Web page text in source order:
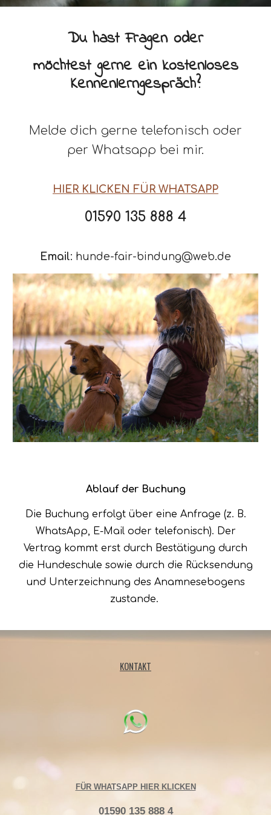
Du hast Fragen oder
möchtest gerne ein kostenloses
Kennenlerngespräch?
Melde dich gerne telefonisch oder
per Whatsapp bei mir.
HIER KLICKEN FÜR WHATSAPP
01590 135 888 4
Email: hunde-fair-bindung@web.de
Ablauf der Buchung
Die Buchung erfolgt über eine Anfrage (z. B.
WhatsApp, E-Mail oder telefonisch). Der
Vertrag kommt erst durch Bestätigung durch
die Hundeschule sowie durch die Rücksendung
und Unterzeichnung des Anamnesebogens
zustande.
KONTAKT
FÜR WHATSAPP HIER KLICKEN
01590 135 888 4